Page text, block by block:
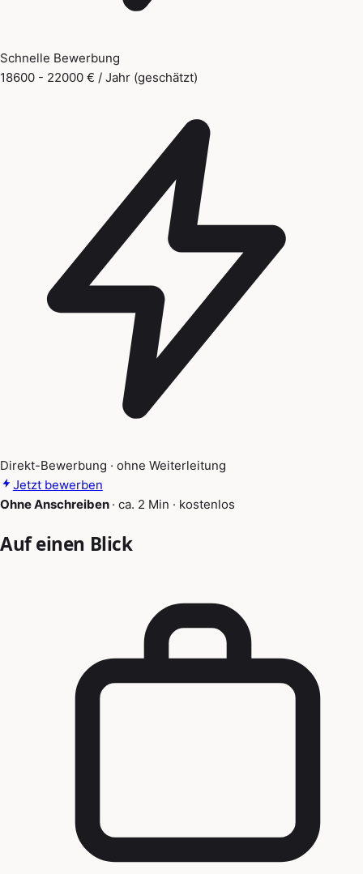
Schnelle Bewerbung
18600 - 22000 € / Jahr (geschätzt)
Direkt-Bewerbung · ohne Weiterleitung
Jetzt bewerben
Ohne Anschreiben · ca. 2 Min · kostenlos
Auf einen Blick